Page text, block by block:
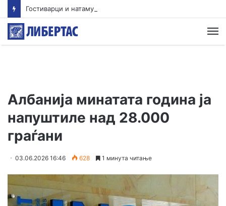
Гостиварци и натаму без пивка вода
Албанија минатата година ја
напуштиле над 28.000
граѓани
03.06.2026 16:46 628 1 минута читање